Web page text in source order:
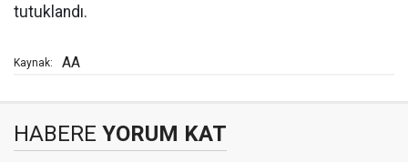
tutuklandı.
Kaynak: AA
HABERE YORUM KAT